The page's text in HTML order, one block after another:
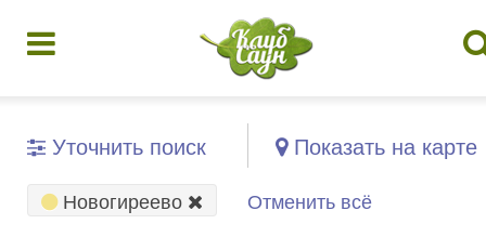
Уточнить поиск Показать на карте
Новогиреево Отменить всё